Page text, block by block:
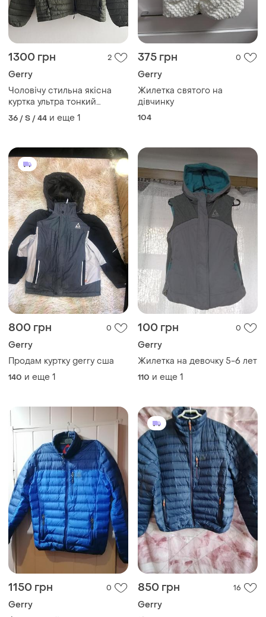
1300 грн 2
Gerry
Чоловічу стильна якісна
куртка ультра тонкий
пуховик
36 / S / 44 и еще 1
375 грн 0
Gerry
Жилетка святого на
дівчинку
104
800 грн 0
Gerry
Продам куртку gerry сша
140 и еще 1
100 грн 0
Gerry
Жилетка на девочку 5-6 лет
110 и еще 1
1150 грн 0
Gerry
850 грн 16
Gerry